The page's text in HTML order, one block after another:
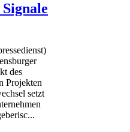
des
Projekten
setzt